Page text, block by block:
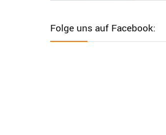
meisten Deals sind Tagespreise!
Folge uns auf Facebook: